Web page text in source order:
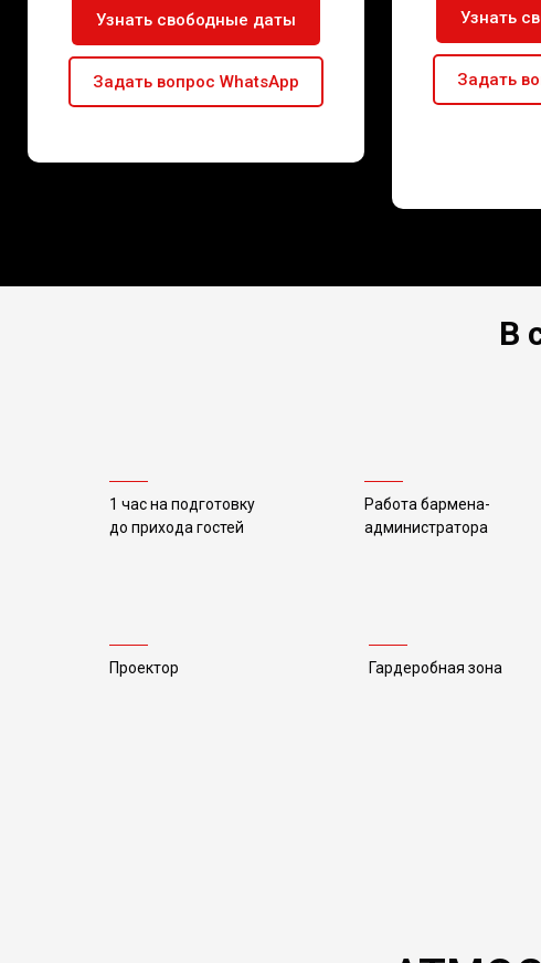
Узнать свободные даты
Задать вопрос WhatsApp
Узнать
Задать
1 час на подготовку
до прихода гостей
В
Проектор
Работа бармена-
администратора
Гардеробная зона